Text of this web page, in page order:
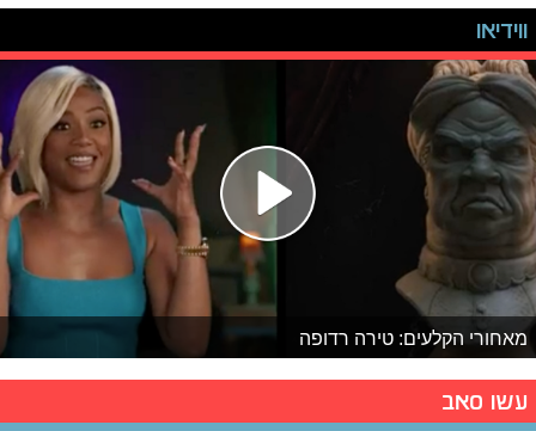
ווידיאו
מאחורי הקלעים: טירה רדופה
עשו סאב